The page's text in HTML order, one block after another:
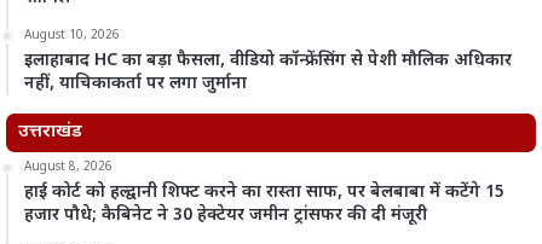
August 10, 2026
इलाहाबाद HC का बड़ा फैसला, वीडियो कॉन्फ्रेंसिंग से पेशी मौलिक अधिकार
नहीं, याचिकाकर्ता पर लगा जुर्माना
उत्तराखंड
August 8, 2026
हाई कोर्ट को हल्द्वानी शिफ्ट करने का रास्ता साफ, पर बेलबाबा में कटेंगे 15
हजार पौधे; कैबिनेट ने 30 हेक्टेयर जमीन ट्रांसफर की दी मंजूरी